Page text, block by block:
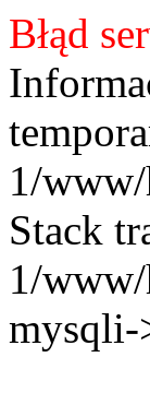
Błąd
1/
Stack
1/
mysqli-